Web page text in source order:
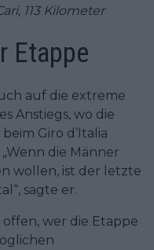
113 Kilometer
Etappe
auf die extreme
Anstiegs, wo die
Giro d’Italia
die Männer
wollen, ist der letzte
sagte er.
wer die Etappe